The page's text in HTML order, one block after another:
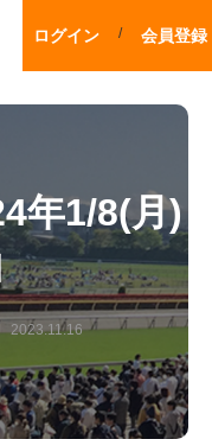
ログイン 会員登録
年1/8(月)
2023.11.16